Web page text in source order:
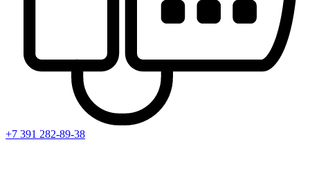
+7 391 282-89-38